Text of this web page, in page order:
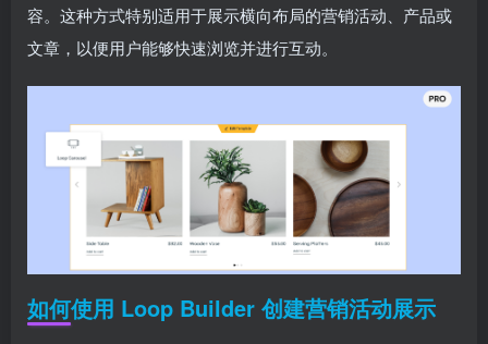
容。这种方式特别适用于展示横向布局的营销活动、产品或
文章，以便用户能够快速浏览并进行互动。
如何使用 Loop Builder 创建营销活动展示